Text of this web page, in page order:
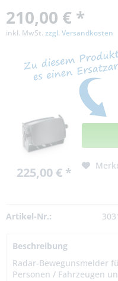
210,00 € *
inkl. MwSt. zzgl. Versandkosten
225,00 € *
Artikel-Nr.:
Beschreibung
Radar-Bewegunsmelder
Personen / Fahrzeugen